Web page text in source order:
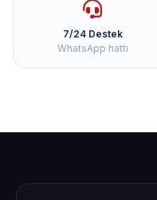
7/24 Destek
WhatsApp hattı